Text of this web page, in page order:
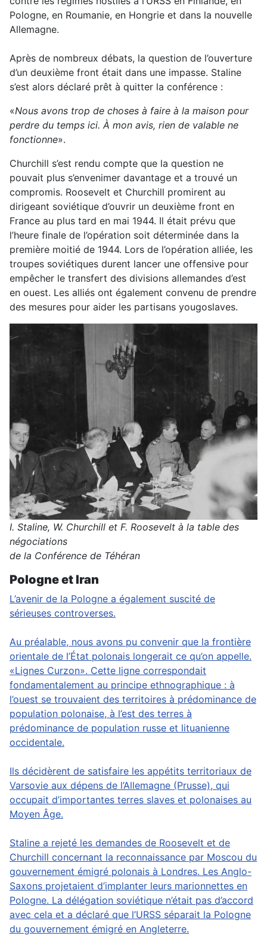
Pologne, en Roumanie, en Hongrie et dans la nouvelle
Allemagne.
Après de nombreux débats, la question de l’ouverture
d’un deuxième front était dans une impasse. Staline
s’est alors déclaré prêt à quitter la conférence :
«Nous avons trop de choses à faire à la maison pour
perdre du temps ici. À mon avis, rien de valable ne
fonctionne».
Churchill s’est rendu compte que la question ne
pouvait plus s’envenimer davantage et a trouvé un
compromis. Roosevelt et Churchill promirent au
dirigeant soviétique d’ouvrir un deuxième front en
France au plus tard en mai 1944. Il était prévu que
l’heure finale de l’opération soit déterminée dans la
première moitié de 1944. Lors de l’opération alliée, les
troupes soviétiques durent lancer une offensive pour
empêcher le transfert des divisions allemandes d’est
en ouest. Les alliés ont également convenu de prendre
des mesures pour aider les partisans yougoslaves.
I. Staline, W. Churchill et F. Roosevelt à la table des
négociations
de la Conférence de Téhéran
Pologne et Iran
L’avenir de la Pologne a également suscité de
sérieuses controverses.
Au préalable, nous avons pu convenir que la frontière
orientale de l’État polonais longerait ce qu’on appelle.
«Lignes Curzon». Cette ligne correspondait
fondamentalement au principe ethnographique : à
l’ouest se trouvaient des territoires à prédominance de
population polonaise, à l’est des terres à
prédominance de population russe et lituanienne
occidentale.
Ils décidèrent de satisfaire les appétits territoriaux de
Varsovie aux dépens de l’Allemagne (Prusse), qui
occupait d’importantes terres slaves et polonaises au
Moyen Âge.
Staline a rejeté les demandes de Roosevelt et de
Churchill concernant la reconnaissance par Moscou du
gouvernement émigré polonais à Londres. Les Anglo-
Saxons projetaient d’implanter leurs marionnettes en
Pologne. La délégation soviétique n’était pas d’accord
avec cela et a déclaré que l’URSS séparait la Pologne
du gouvernement émigré en Angleterre.